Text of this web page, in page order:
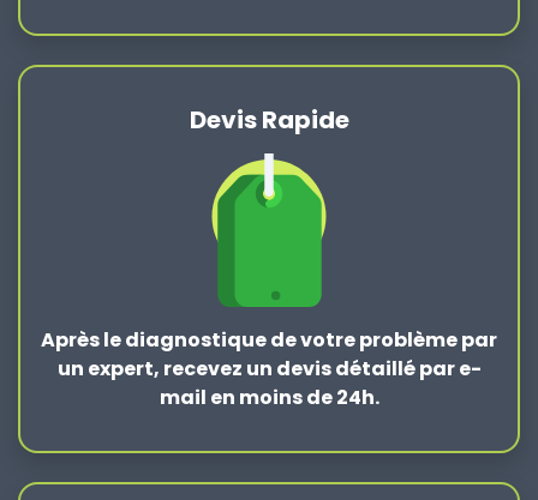
Devis Rapide
Après lediagnostique de votre problèmepar
un expert, recevez un devis détaillé par e-
mail en moins de 24h.